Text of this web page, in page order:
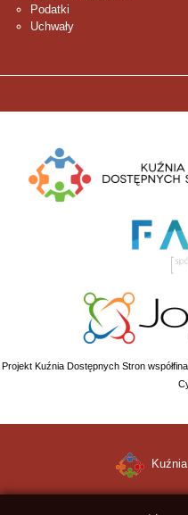
Podatki
Uchwały
Projekt Kuźnia Dostępnych Stron